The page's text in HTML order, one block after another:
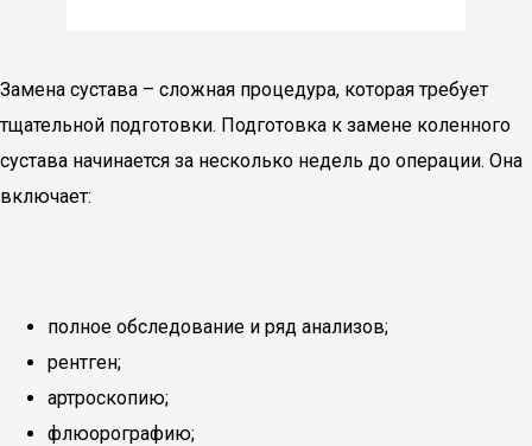
Замена сустава – сложная процедура, которая требует
тщательной подготовки. Подготовка к замене коленного
сустава начинается за несколько недель до операции. Она
включает:
полное обследование и ряд анализов;
рентген;
артроскопию;
флюорографию;